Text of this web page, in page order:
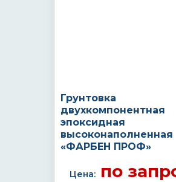
Грунтовка
двухкомпонентная
эпоксидная
высоконаполненная
«ФАРБЕН ПРОФ»
Цена:по